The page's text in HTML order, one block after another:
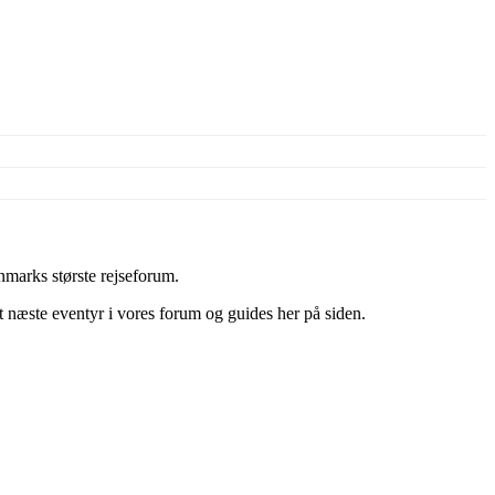
største rejseforum.
eventyr i vores forum og guides her på siden.